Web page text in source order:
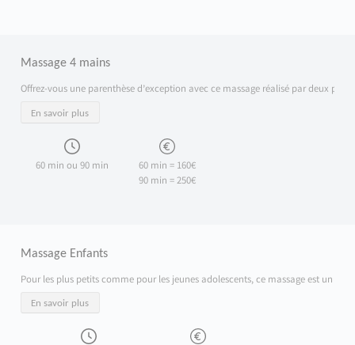
Massage 4 mains
Offrez-vous une parenthèse d’exception avec ce massage réalisé par deux
En savoir plus
60 min ou 90 min
60 min = 160€
90 min = 250€
Massage Enfants
Pour les plus petits comme pour les jeunes adolescents, ce massage est un
En savoir plus